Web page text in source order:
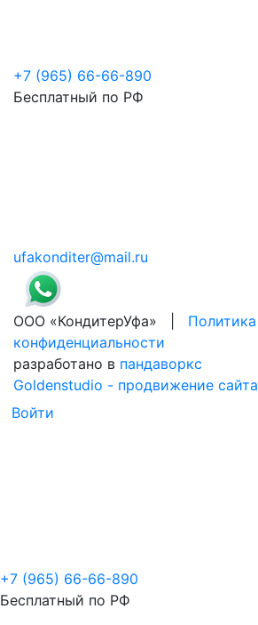
+7 (965) 66-66-890
Бесплатный по РФ
ufakonditer@mail.ru
ООО «КондитерУфа» | Политика
конфиденциальности
разработано в пандаворкс
Goldenstudio - продвижение сайта
Войти
+7 (965) 66-66-890
Бесплатный по РФ